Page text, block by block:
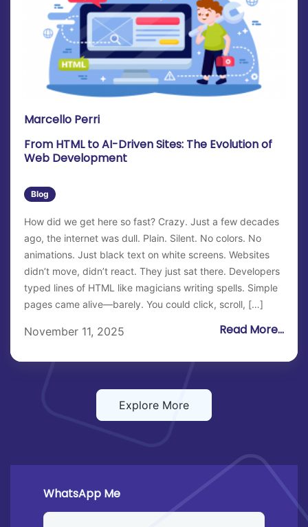
Marcello Perri
From HTML to AI-Driven Sites: The Evolution of
Web Development
Blog
How did we get here so fast? Crazy. Just a few decades
ago, the internet was dull. Plain. Silent. No colors. No
animations. Just black text on white screens. Websites
didn’t move, didn’t react. They just sat there. Developers
typed lines of HTML like magicians writing spells. Simple
pages came alive—barely. You could click, scroll, […]
November 11, 2025 Read More...
Explore More
WhatsApp Me